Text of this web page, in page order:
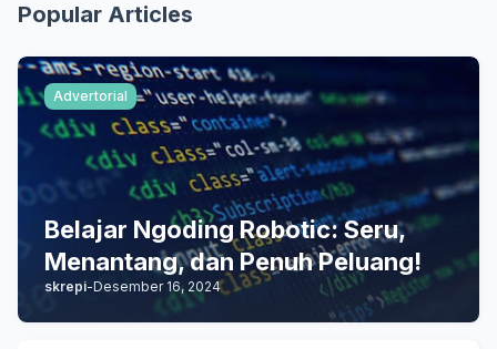
Popular Articles
Advertorial
Belajar Ngoding Robotic: Seru,
Menantang, dan Penuh Peluang!
skrepi-Desember 16, 2024